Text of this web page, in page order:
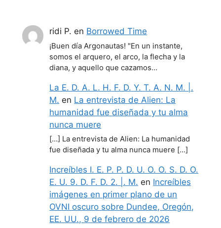
ridi P. en Borrowed Time
¡Buen día Argonautas! "En un instante,
somos el arquero, el arco, la flecha y la
diana, y aquello que cazamos…
La E. D. A. L. H. F. D. Y. T. A. N. M. |.
M. en La entrevista de Alien: La
humanidad fue diseñada y tu alma
nunca muere
[…] La entrevista de Alien: La humanidad
fue diseñada y tu alma nunca muere […]
Increíbles I. E. P. P. D. U. O. O. S. D. O.
E. U. 9. D. F. D. 2. |. M. en Increíbles
imágenes en primer plano de un
OVNI oscuro sobre Dundee, Oregón,
EE. UU., 9 de febrero de 2026